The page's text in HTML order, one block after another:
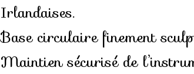
Irlandaises.
Base circulaire finement
Maintien sécurisé de